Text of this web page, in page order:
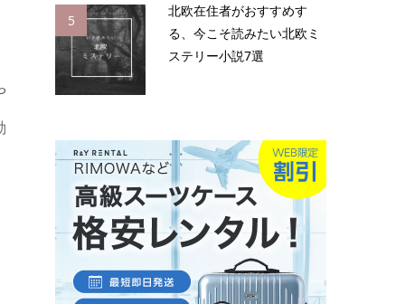
5
北欧在住者がおすすめす
る、今こそ読みたい北欧ミ
ステリー小説7選